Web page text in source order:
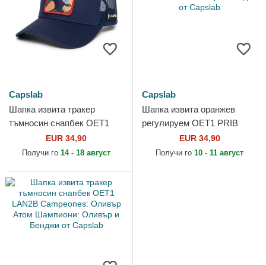
Capslab
Шапка извита тракер
тъмносин снапбек OET1
LANB Марк Лендерс
Шампиони: Оливър и
EUR 34,90
Получи го 14 - 18 август
Capslab
Шапка извита оранжев
регулируем OET1 PRIB
Campeones: Бенджи Прайс
Шампиони: Оливър и
EUR 34,90
Получи го 10 - 11 август